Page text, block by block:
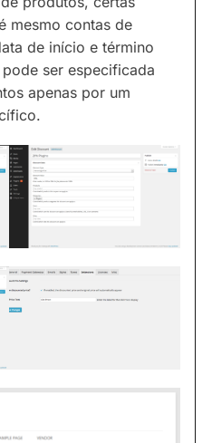
mesmo contas de
de início e término
ser especificada
apenas por um